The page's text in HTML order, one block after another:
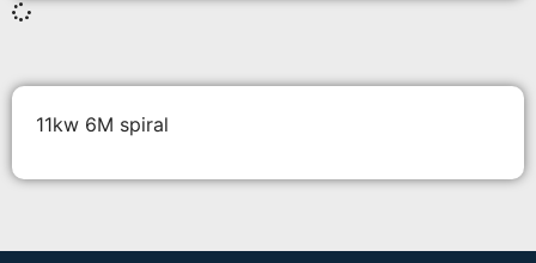
11kw 6M spiral